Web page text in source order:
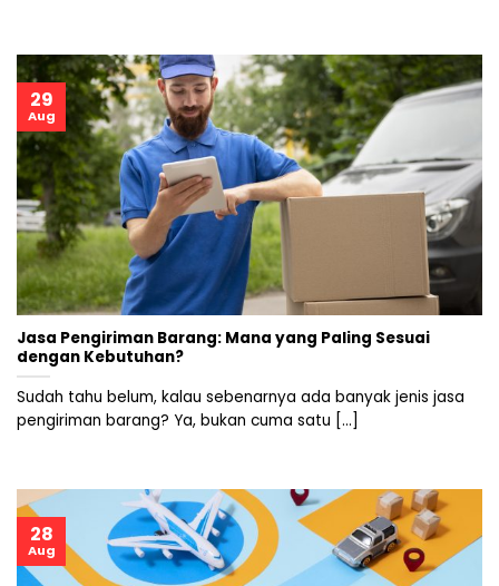
Jasa Pengiriman Barang: Mana yang Paling Sesuai
dengan Kebutuhan?
Sudah tahu belum, kalau sebenarnya ada banyak jenis jasa
pengiriman barang? Ya, bukan cuma satu [...]
29
Aug
28
Aug